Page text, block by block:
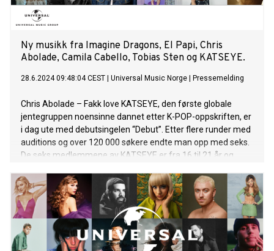
Gene Grimaldi. Ice Spice inntok stjernehimmelen med
singelen “Munch (Feelin’ U)” høsten 2022. Siden den gang
Ny musikk fra Imagine Dragons, El Papi, Chris
Abolade, Camila Cabello, Tobias Sten og KATSEYE.
28.6.2024 09:48:04 CEST Universal Music Norge Pressemelding
Chris Abolade – Fakk love KATSEYE, den første globale
jentegruppen noensinne dannet etter K-POP-oppskriften, er
i dag ute med debutsingelen “Debut”. Etter flere runder med
auditions og over 120 000 søkere endte man opp med seks.
De seks medlemmene av KATSEYE er fra 16 til 21 år og
USA), LARA (Los Angeles, CA USA), MANON (Zürich, Sveits),
MEGAN (Honolulu, HI USA), SOPHIA (Manila, Filippinene) og
YOONCHAE (Seoul, Sør-Korea). Vogue kåret gruppen til en
av "Acts to Watch This Year", og bemerket: “KATSEYE’s
members are out to change the look and sound of modern
pop as we know it”. PEOPLE erklærte: “Feminine, powerful